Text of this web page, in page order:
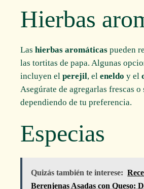
Hierbas
Lashierbas aromáticas pueden
las tortitas de papa. Algunas
incluyen elperejil, eleneldo y el
Asegúrate de agregarlas frescas o
dependiendo de tu preferencia.
Especias
Quizás también te interese:
Berenjenas Asadas con Queso: